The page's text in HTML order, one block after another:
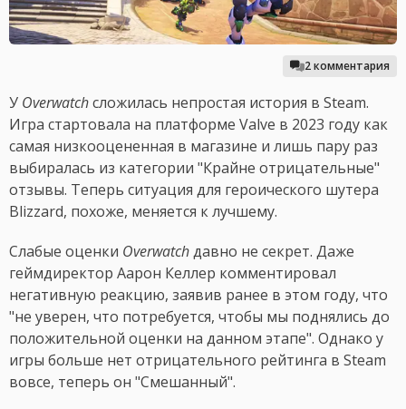
2 комментария
У Overwatchсложилась непростая история в Steam.
Игра стартовала на платформе Valve в 2023 году как
самая низкооцененная в магазине и лишь пару раз
выбиралась из категории "Крайне отрицательные"
отзывы. Теперь ситуация для героического шутера
Blizzard, похоже, меняется к лучшему.
Слабые оценки Overwatchдавно не секрет. Даже
геймдиректор Аарон Келлер комментировал
негативную реакцию, заявив ранее в этом году, что
"не уверен, что потребуется, чтобы мы поднялись до
положительной оценки на данном этапе". Однако у
игры больше нет отрицательного рейтинга в Steam
вовсе, теперь он "Смешанный".